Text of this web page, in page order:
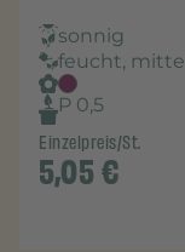
sonnig
feucht,
P 0,5
Einzelpreis/St.
5,05€